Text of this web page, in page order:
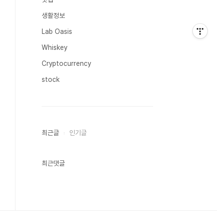
생활정보
Lab Oasis
Whiskey
Cryptocurrency
stock
최근글 인기글
최근댓글